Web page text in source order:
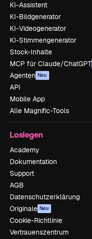
KI-Assistent
KI-Bildgenerator
KI-Videogenerator
KI-Stimmengenerator
Stock-Inhalte
MCP für Claude/ChatGPT
Agenten Neu
API
Mobile App
Alle Magnific-Tools
Loslegen
Academy
Dokumentation
Support
AGB
Datenschutzerklärung
Originale Neu
Cookie-Richtlinie
Vertrauenszentrum